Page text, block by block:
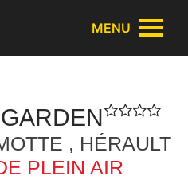
MENU
, HÉRAULT
PLEIN AIR